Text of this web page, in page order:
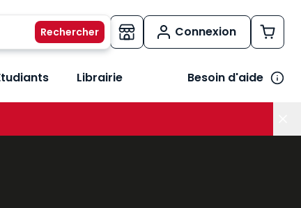
Connexion
métiers
le sous-menu Vos besoins
Librairie Besoin d'aide